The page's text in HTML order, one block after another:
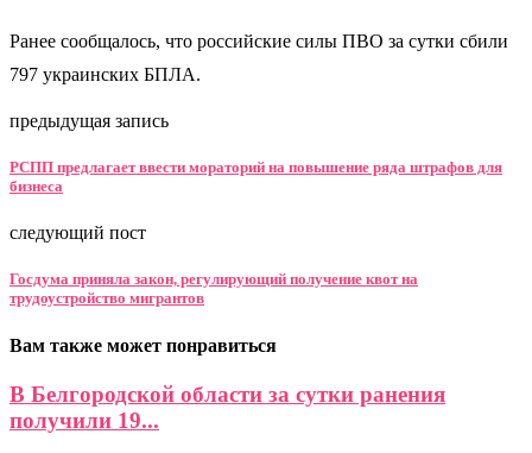
Ранее сообщалось, что российские силы ПВО за сутки сбили
797 украинских БПЛА.
предыдущая запись
РСПП предлагает ввести мораторий на повышение ряда штрафов для
бизнеса
следующий пост
Госдума приняла закон, регулирующий получение квот на
трудоустройство мигрантов
Вам также может понравиться
В Белгородской области за сутки ранения
получили 19...